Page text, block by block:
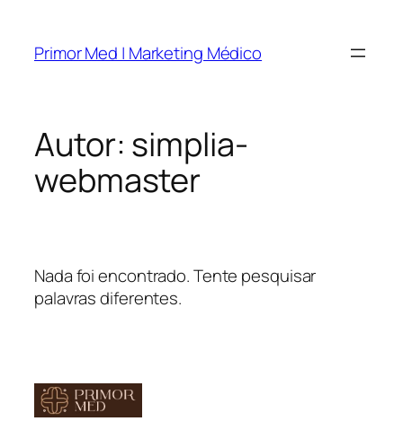
Primor Med | Marketing Médico
Autor: simplia-
webmaster
Nada foi encontrado. Tente pesquisar
palavras diferentes.